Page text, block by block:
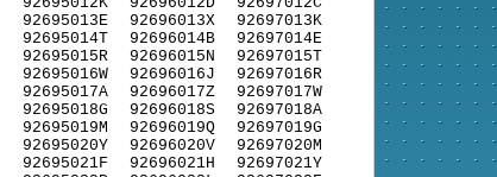
92695013E
92695014T
92695015R
92695016W
92695017A
92695018G
92695019M
92695020Y
92695021F
92696013X
92696014B
92696015N
92696016J
92696017Z
92696018S
92696019Q
92696020V
92696021H
92697013K
92697014E
92697015T
92697016R
92697017W
92697018A
92697019G
92697020M
92697021Y